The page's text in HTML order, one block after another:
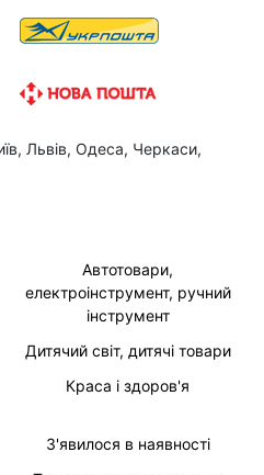
Львів, Одеса, Черкаси,
Автотовари,
електроінструмент, ручний
інструмент
Дитячий світ, дитячі товари
Краса і здоров'я
З'явилося в наявності